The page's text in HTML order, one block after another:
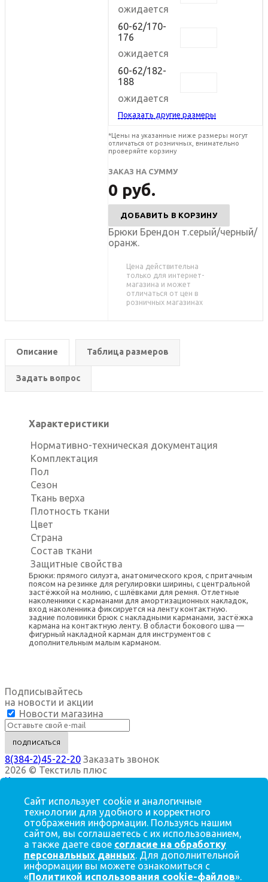
ожидается
60-62/170-
176
ожидается
60-62/182-
188
ожидается
Показать другие размеры
*Цены на указанные ниже размеры могут
отличаться от розничных, внимательно
проверяйте корзину
ЗАКАЗ НА СУММУ
0 руб.
ДОБАВИТЬ В КОРЗИНУ
Брюки Брендон т.серый/черный/
оранж.
Цена действительна
только для интернет-
магазина и может
отличаться от цен в
розничных магазинах
Описание Таблица размеров
Задать вопрос
Характеристики
Нормативно-техническая документация
Комплектация
Пол
Сезон
Ткань верха
Плотность ткани
Цвет
Страна
Состав ткани
Защитные свойства
Брюки: прямого силуэта, анатомического кроя, с притачным
поясом на резинке для регулировки ширины, с центральной
застёжкой на молнию, с шлёвками для ремня. Отлетные
наколенники с карманами для амортизационных накладок,
вход наколенника фиксируется на ленту контактную.
задние половинки брюк с накладными карманами, застёжка
кармана на контактную ленту. В области бокового шва —
фигурный накладной карман для инструментов с
дополнительным малым карманом.
Подписывайтесь
на новости и акции
Новости магазина
8(384-2)45-22-20 Заказать звонок
2026 © Текстиль плюс
Компания
Помощь
О компании
Сотрудники
Вакансии
Магазины
Корпоративным клиентам, оптовым покупателям
Сайт использует cookie и аналогичные
технологии для удобного и корректного
отображения информации. Пользуясь нашим
сайтом, вы соглашаетесь с их использованием,
а также даете свое согласие на обработку
персональных данных. Для дополнительной
информации вы можете ознакомиться с
«Политикой использования cookie-файлов».